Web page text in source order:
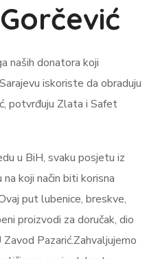
naših donatora koji
iskoriste da obraduju
potvrđuju Zlata i Safet
u BiH, svaku posjetu iz
koji način biti korisna
put lubenice, breskve,
proizvodi za doručak, dio
Pazarić.Zahvaljujemo